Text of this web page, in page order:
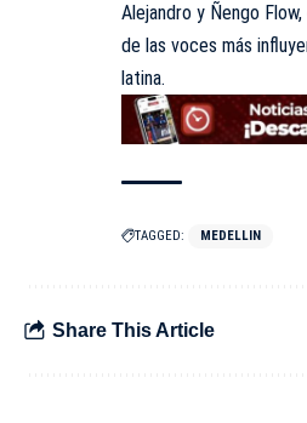
Alejandro y Ñengo
de las voces más
latina.
TAGGED: MEDELLIN
Share This Article